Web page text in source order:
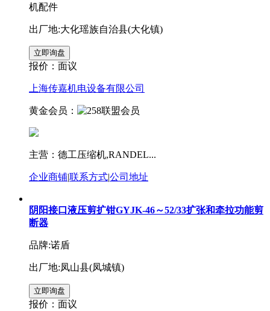
机配件
出厂地:大化瑶族自治县(大化镇)
报价： 面议
上海传嘉机电设备有限公司
黄金会员：
主营：德工压缩机,RANDEL...
企业商铺|联系方式|公司地址
阴阳接口液压剪扩钳GYJK-46～52/33扩张和牵拉功能剪
断器
品牌:诺盾
出厂地:凤山县(凤城镇)
报价： 面议